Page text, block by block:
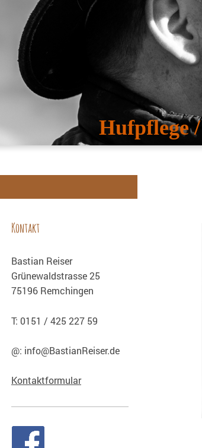
Hufpflege
Kontakt
Bastian Reiser
Grünewaldstrasse 25
75196 Remchingen
T: 0151 / 425 227 59
@: info@BastianReiser.de
Kontaktformular